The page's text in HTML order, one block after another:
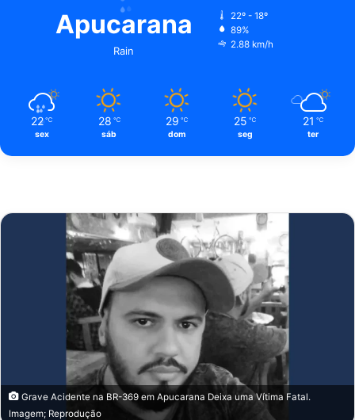
Grave Acidente na BR-369 em Apucarana Deixa uma Vítima Fatal.
Imagem; Reprodução
Apucarana
Rain
22º - 18º
89%
2.88 km/h
22 ℃
sex
28 ℃
sáb
29 ℃
dom
25 ℃
seg
21 ℃
ter